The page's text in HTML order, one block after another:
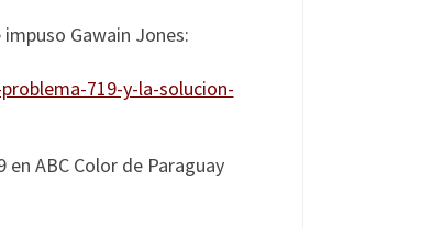
Gawain Jones:
719-y-la-solucion-